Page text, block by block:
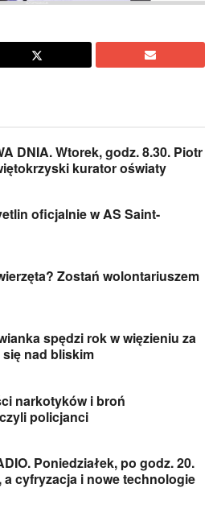
DNIA. Wtorek, godz. 8.30. Piotr
kurator oświaty
oficjalnie w AS Saint-
Zostań wolontariuszem
spędzi rok w więzieniu za
nad bliskim
narkotyków i broń
policjanci
Poniedziałek, po godz. 20.
a cyfryzacja i nowe technologie